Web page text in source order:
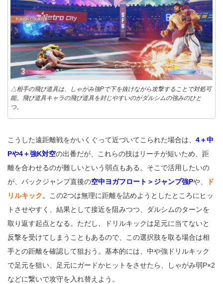
△相手の飛び道具は、しゃがみ強Pで下を抜けながら攻撃することで対処可
能。飛び道具キャラの飛び道具を封じやすいのがダルシムの強みのひと
つ。
こうした遠距離戦をかいくぐって近づいてこられた場合は、 4＋中
Pや4＋強K対空の出番だが、これらの技はリーチが短いため、距
離を合わせるのが難しいという弱点もある。そこで活用したいの
が、バックジャンプ直後の空中ヨガフロート＞ジャンプ強Pや、
ド
リルキック。 この2つは無理に距離を詰めようとしたところにヒッ
トさせやすく、結果として接近を阻みつつ、ダルシムのターンを
取り返す起点となる。ただし、ドリルキックは足元に当てないと
反撃を受けてしまうこともあるので、この選択肢を取る場合は相
手との距離を確認して狙おう。基本的には、中や強ドリルキック
で足元を狙い、足元にガードかヒットをさせたら、しゃがみ弱P×2
などに繋いで攻守を入れ替えよう。